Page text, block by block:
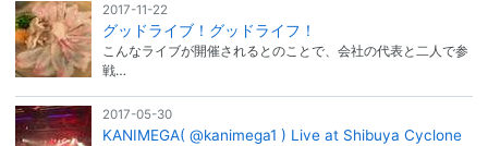
2017-11-22
グッドライブ！グッドライフ！
こんなライブが開催されるとのことで、会社の代表と二人で参
戦…
2017-05-30
KANIMEGA( @kanimega1 ) Live at Shibuya Cyclone